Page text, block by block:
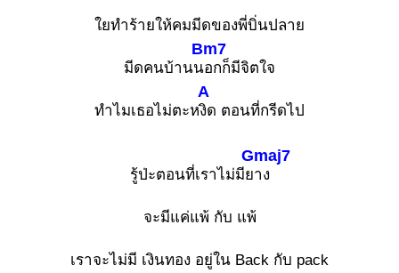
ใยทำร้ายให้คมมีดของพี่บิ่นปลาย
มีดคนบ้านน
Bm7
อกก็มีจิตใจ
ทำไมเธอไม่ตะห
A
งิด ตอนที่กรีดไป
รู้ป่ะตอนที่เราไม่มีย
Gmaj7
าง
จะมีแค่แพ้ กับ แพ้
เราจะไม่มี เงินทอง อยู่ใน Back กับ pack